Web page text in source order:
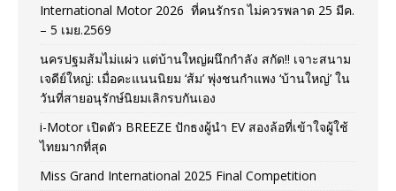
International Motor 2026 ที่คนรักรถ ไม่ควรพลาด 25 มีค.
– 5 เมย.2569
นครปฐมส้มไม่แผ่ว แต่บ้านใหญ่ผนึกกำลัง สกัด!! เจาะสนาม
เจดีย์ใหญ่: เมื่อคะแนนนิยม ‘ส้ม’ พุ่งชนกำแพง ‘บ้านใหญ่’ ใน
วันที่สายอนุรักษ์นิยมเลิกรบกันเอง
i-Motor เปิดตัว BREEZE ปักธงผู้นำ EV สองล้อที่เข้าใจผู้ใช้
ไทยมากที่สุด
Miss Grand International 2025 Final Competition